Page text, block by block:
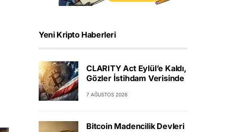
Yeni Kripto Haberleri
CLARITY Act Eylül’e Kaldı,
Gözler İstihdam Verisinde
7 AĞUSTOS 2026
Bitcoin Madencilik Devleri